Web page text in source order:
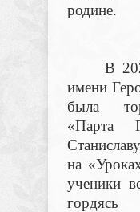
родине.
В
имени
была
«Парта
на
ученики